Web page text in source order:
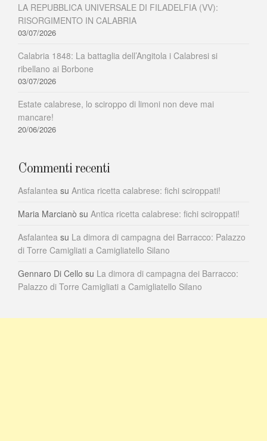
LA REPUBBLICA UNIVERSALE DI FILADELFIA (VV):
RISORGIMENTO IN CALABRIA
03/07/2026
Calabria 1848: La battaglia dell’Angitola i Calabresi si
ribellano ai Borbone
03/07/2026
Estate calabrese, lo sciroppo di limoni non deve mai
mancare!
20/06/2026
Commenti recenti
Asfalantea su Antica ricetta calabrese: fichi sciroppati!
Maria Marcianò su Antica ricetta calabrese: fichi sciroppati!
Asfalantea su La dimora di campagna dei Barracco: Palazzo
di Torre Camigliati a Camigliatello Silano
Gennaro Di Cello su La dimora di campagna dei Barracco:
Palazzo di Torre Camigliati a Camigliatello Silano